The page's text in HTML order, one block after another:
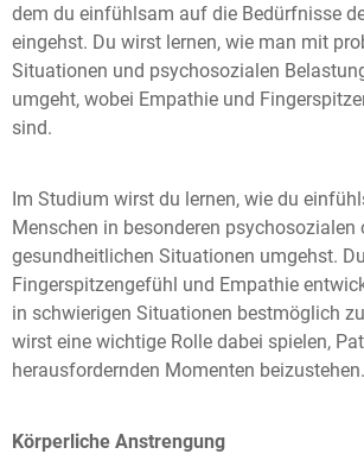
dem du einfühlsam auf die Bedürfnisse
eingehst. Du wirst lernen, wie man mit
Situationen und psychosozialen
umgeht, wobei Empathie und
sind.
Im Studium wirst du lernen, wie du
Menschen in besonderen psychosozialen
gesundheitlichen Situationen umgehst.
Fingerspitzengefühl und Empathie
in schwierigen Situationen bestmöglich
wirst eine wichtige Rolle dabei spielen,
herausfordernden Momenten beizustehen.
Körperliche Anstrengung